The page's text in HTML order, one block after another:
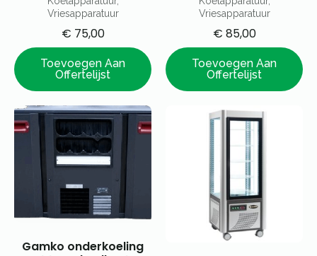
Vriesapparatuur
€ 75,00
Toevoegen Aan
Offertelijst
Vriesapparatuur
€ 85,00
Toevoegen Aan
Offertelijst
Gamko onderkoeling